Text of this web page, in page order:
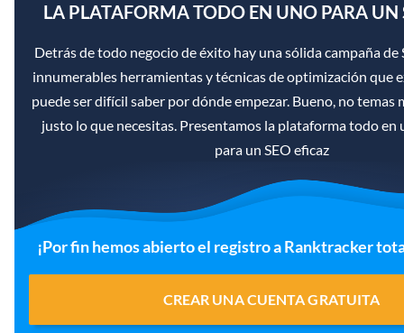
LA PLATAFORMA TODO EN UNO PARA UN
Detrás de todo negocio de éxito hay una sólida campaña de
innumerables herramientas y técnicas de optimización que
puede ser difícil saber por dónde empezar. Bueno, no temas
justo lo que necesitas. Presentamos la plataforma todo en
para un SEO eficaz
¡Por fin hemos abierto el registro a Ranktracker
CREAR UNA CUENTA GRATUITA